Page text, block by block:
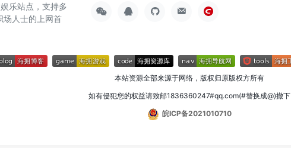
乐站点，支持多
场人士的上网首
本站资源全部来源于网络，版权归原版权方所有
如有侵犯您的权益请致邮1836360247#qq.com(#替换成@)撤下
皖ICP备2021010710